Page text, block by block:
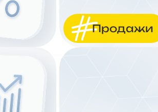
Продажи